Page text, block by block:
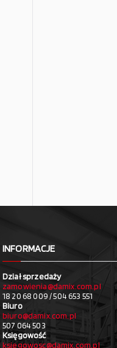
INFORMACJE
Dział sprzedaży
zamowienia@damix.com.pl
18 20 68 009 / 504 653 551
Biuro
biuro@damix.com.pl
507 064 503
Księgowość
ksiegowosc@damix.com.pl